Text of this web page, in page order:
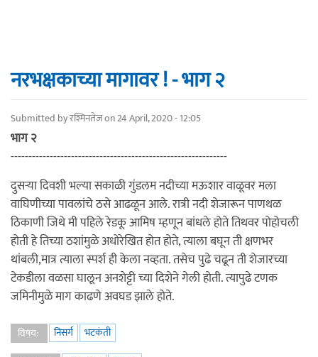
नरभक्षकाच्या मागावर ! - भाग २
Submitted byरश्मिनतेजon 24 April, 2020 - 12:05
भाग २
-------------------------------------------------------------
दुसऱ्या दिवशी भल्या सकाळी गुंडलम नदीच्या मऊशार वाळूवर मला
वाघिणीच्या पावलांचे ठसे आढळून आले. रात्री नदी शेजारून पाणथळ
ठिकाणी जिथे मी पहिले रेडकू आमिष म्हणून बांधले होते तिथवर पोहोचली
होती हे तिच्या ठशांमुळे अधोरेखित होत होते, त्याला बघून ती क्षणभर
थांबली,मात्र त्याला स्पर्श ही केला नव्हता. तसेच पुढे चढून ती शेजारच्या
टेकडीला वळसा घालून अनशेट्टी च्या दिशेने गेली होती. त्यापुढे टणक
जमिनीमुळे माग काढणे अवघड झाले होते.
विषय: निसर्ग
भटकंती